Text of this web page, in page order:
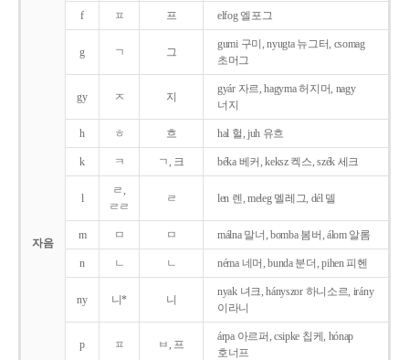
자음
f ㅍ 프 elfog 엘포그
g ㄱ 그
gumi 구미, nyugta 뉴그터, csomag
초머그
gy ㅈ 지
gyár 자르, hagyma 허지머, nagy
너지
h ㅎ 흐 hal 헐, juh 유흐
k ㅋ ㄱ, 크 béka 베커, keksz 켁스, szék 세크
l
ㄹ,
ㄹㄹ
ㄹ len 렌, meleg 멜레그, dél 델
m ㅁ ㅁ málna 말너, bomba 봄버, álom 알롬
n ㄴ ㄴ néma 네머, bunda 분더, pihen 피헨
ny 니* 니
nyak 녀크, hányszor 하니소르, irány
이라니
p ㅍ ㅂ, 프
árpa 아르퍼, csipke 칩케, hónap
호너프